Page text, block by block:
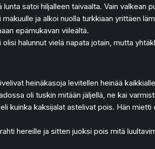
satoi hiljalleen taivaalta. Vain
ja alkoi nuolla turkkiaan yrittäen
epämukavan viileältä.
halunnut vielä napata jotain, mutta
heinäkasoja levitellen heinää
oli tuskin mitään jäljellä, ne kai
kuinka kaksijalat astelivat pois. Hän
hereille ja sitten juoksi pois mitä